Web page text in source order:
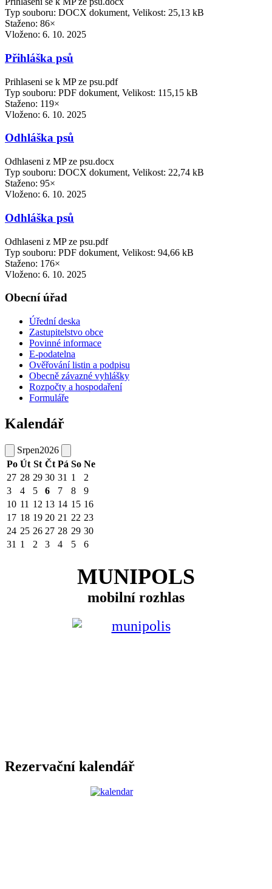
Typ souboru: DOCX dokument, Velikost: 25,13 kB
Staženo: 86×
Vloženo: 6. 10. 2025
Přihláška psů
Prihlaseni se k MP ze psu.pdf
Typ souboru: PDF dokument, Velikost: 115,15 kB
Staženo: 119×
Vloženo: 6. 10. 2025
Odhláška psů
Odhlaseni z MP ze psu.docx
Typ souboru: DOCX dokument, Velikost: 22,74 kB
Staženo: 95×
Vloženo: 6. 10. 2025
Odhláška psů
Odhlaseni z MP ze psu.pdf
Typ souboru: PDF dokument, Velikost: 94,66 kB
Staženo: 176×
Vloženo: 6. 10. 2025
Obecní úřad
Úřední deska
Zastupitelstvo obce
Povinné informace
E-podatelna
Ověřování listin a podpisu
Obecně závazné vyhlášky
Rozpočty a hospodaření
Formuláře
Kalendář
Srpen2026
Po Út St Čt Pá So Ne
27 28 29 30 31 1
2
3
4 5 6 7 8
9
10 11 12 13 14 15 16
17 18 19 20 21 22 23
24 25 26 27 28 29 30
31 1 2 3 4 5 6
MUNIPOLS
mobilní rozhlas
Rezervační kalendář